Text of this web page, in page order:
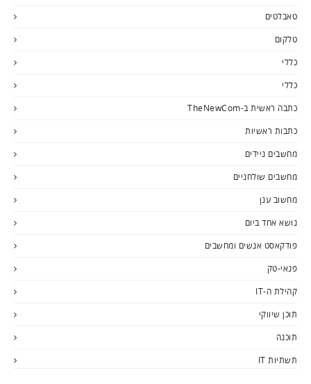
טאבלטים
טלקום
כללי
כללי
כתבה ראשית ב-TheNewCom
כתבות ראשיות
מחשבים ניידים
מחשבים שולחניים
מחשוב ענן
נושא אחד ביום
פודקאסט אנשים ומחשבים
פנאי-טק
קהילת ה-IT
תוכן שיווקי
תוכנה
תשתיות IT